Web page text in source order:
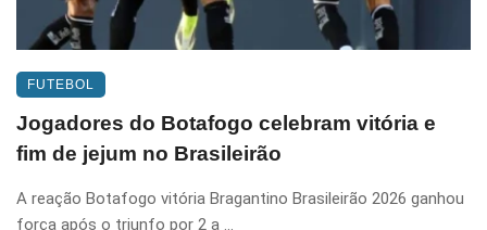
FUTEBOL
Jogadores do Botafogo celebram vitória e
fim de jejum no Brasileirão
A reação Botafogo vitória Bragantino Brasileirão 2026 ganhou
força após o triunfo por 2 a ...